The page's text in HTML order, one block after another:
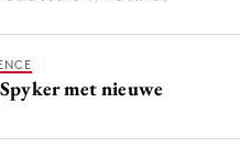
met nieuwe